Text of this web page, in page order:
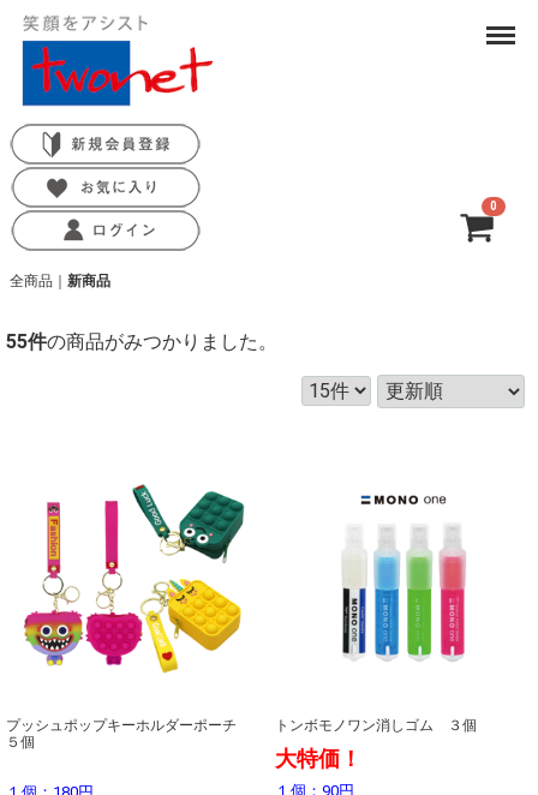
Menu
全商品 新商品
55件の商品がみつかりました。
プッシュポップキーホルダーポーチ
５個
トンボモノワン消しゴム ３個
大特価！
１個：90円
0